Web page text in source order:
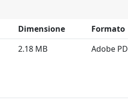
Dimensione
Formato
2.18 MB Adobe